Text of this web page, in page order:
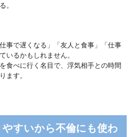
。
事で遅くなる」「友人と食事」「仕事
いるかもしれません。
食べに行く名目で、浮気相手との時間
ます。
すいから不倫にも使わ